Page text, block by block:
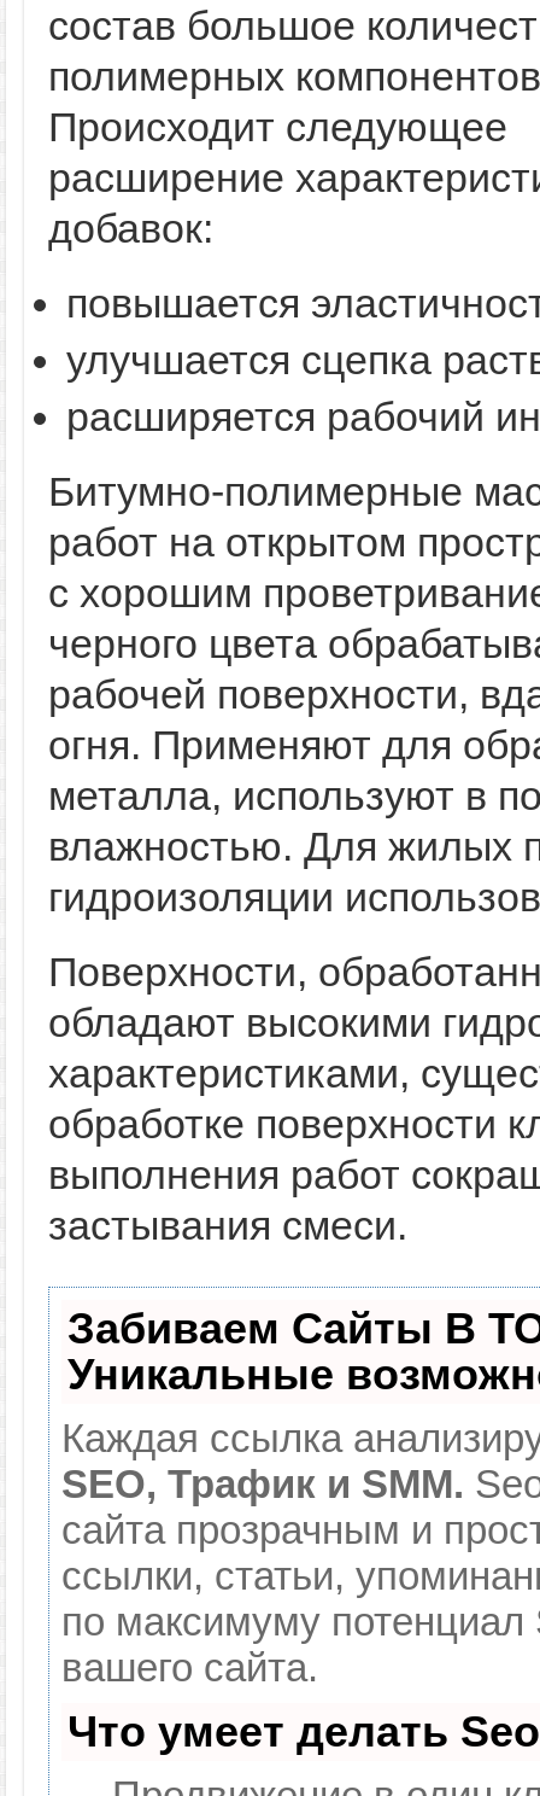
состав большое
полимерных
Происходит следующее
расширение
добавок:
повышается
улучшается сцепка
расширяется рабочий
Битумно-полимерные
работ на открытом
с хорошим
черного цвета
рабочей поверхности,
огня. Применяют для
металла, используют в
влажностью. Для жилых
гидроизоляции
Поверхности,
обладают высокими
характеристиками,
обработке поверхности
выполнения работ
застывания смеси.
Забиваем Сайты В
Уникальные
Каждая ссылка
SEO, Трафик и SMM.
сайта прозрачным и
ссылки, статьи,
по максимуму
вашего сайта.
Что умеет делать